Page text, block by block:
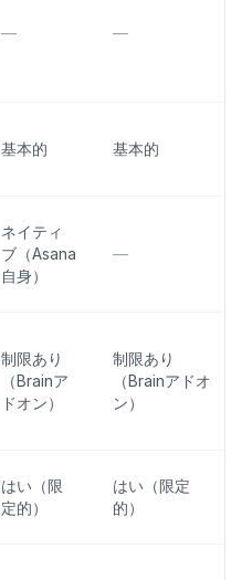
— —
基本的 基本的
ネイティ
ブ（Asana
自身）
—
制限あり
（Brainア
ドオン）
制限あり
（Brainアドオ
ン）
はい（限
定的）
はい（限定
的）